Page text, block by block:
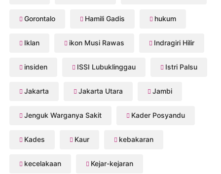
Gorontalo Hamili Gadis hukum
Iklan ikon Musi Rawas Indragiri Hilir
insiden ISSI Lubuklinggau Istri Palsu
Jakarta Jakarta Utara Jambi
Jenguk Warganya Sakit Kader Posyandu
Kades Kaur kebakaran
kecelakaan Kejar-kejaran